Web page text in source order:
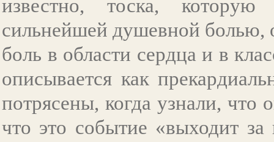
известно, тоска,
сильнейшей душевной болью,
боль в области сердца и в
описывается как
потрясены, когда узнали,
что это событие «выходит